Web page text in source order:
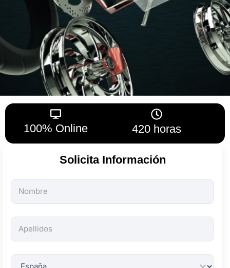
100% Online 420 horas
Solicita Información
Todos
los
son
obligatorios.